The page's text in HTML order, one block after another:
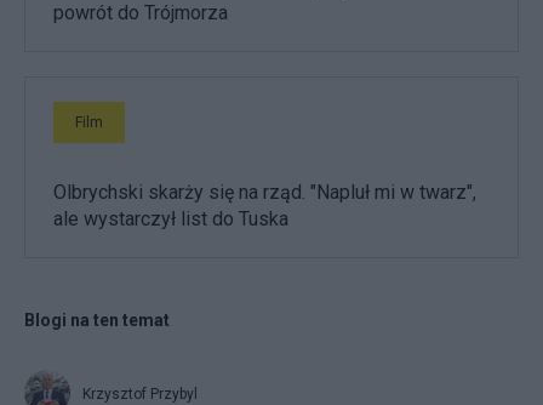
powrót do Trójmorza
Film
Olbrychski skarży się na rząd. "Napluł mi w twarz",
ale wystarczył list do Tuska
Blogi na ten temat
Krzysztof Przybyl